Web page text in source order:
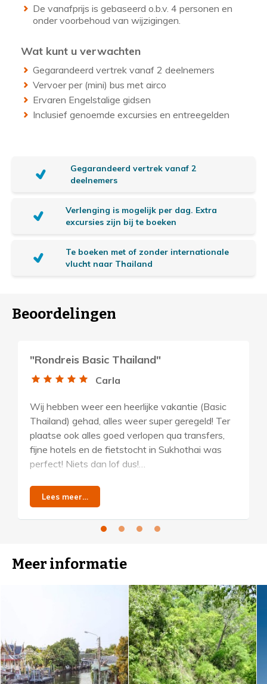
De vanafprijs is gebaseerd o.b.v. 4 personen en
onder voorbehoud van wijzigingen.
Wat kunt u verwachten
Gegarandeerd vertrek vanaf 2 deelnemers
Vervoer per (mini) bus met airco
Ervaren Engelstalige gidsen
Inclusief genoemde excursies en entreegelden
r
Gegarandeerd vertrek vanaf 2
deelnemers
Verlenging is mogelijk per dag. Extra
excursies zijn bij te boeken
Te boeken met of zonder internationale
vlucht naar Thailand
Beoordelingen
"Rondreis Basic Thailand"
Carla
Wij hebben weer een heerlijke vakantie (Basic
Thailand) gehad, alles weer super geregeld! Ter
plaatse ook alles goed verlopen qua transfers,
fijne hotels en de fietstocht in Sukhothai was
perfect! Niets dan lof dus!
Hotels in de reis: Ibis Styles Khao
San/Bangkok, The legendha
Sukhothai/Sukhotai, The Empress/Chiang
Mai, Long Beach Cha Am Hotel/Cha Am
Lees meer…
Meer informatie